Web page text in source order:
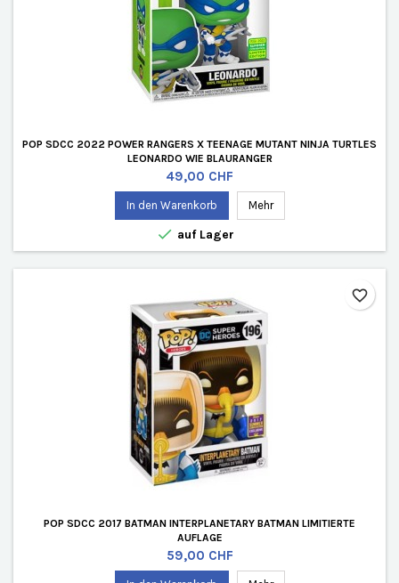
POP SDCC 2022 POWER RANGERS X TEENAGE MUTANT NINJA TURTLES
LEONARDO WIE BLAURANGER
Preis
49,00 CHF
In den Warenkorb Mehr
 auf Lager
POP SDCC 2017 BATMAN INTERPLANETARY BATMAN LIMITIERTE
AUFLAGE
Preis
59,00 CHF
favorite_border